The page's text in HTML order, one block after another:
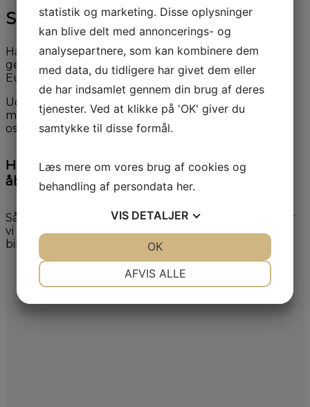
Skriv til os
Har vi ikke den bil du søger på lager? så finder vi
gerne den til dig. Vi har opbygget et godt netværk i
Europa igennem vores 30 år.
Udfyld formularen til højre, og vi vender hurtigst
muligt tilbage. Du er også velkommen til at ringe til
os på tlf. +45 7443 2800.
Har du ikke mulighed for at komme i
åbningstiden?
Så kontakt os endelig på mail eller ring til os, så laver
vi sammen en aftale. Vi kan også komme til dig med
bilen.
statistik og marketing. Disse oplysninger
kan blive delt med annoncerings- og
analysepartnere, som kan kombinere dem
med data, du tidligere har givet dem eller
de har indsamlet gennem din brug af deres
tjenester. Ved at klikke på 'OK' giver du
samtykke til disse formål.
Læs mere om vores brug af cookies og
behandling af persondata her.
VIS DETALJER
AFVIS ALLE
OK